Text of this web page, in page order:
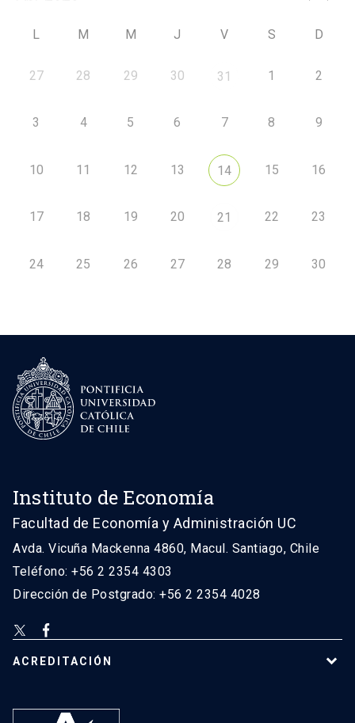
L M M J V S D
27 28 29 30 31 1 2
3 4 5 6 7 8 9
10 11 12 13 14 15 16
17 18 19 20 21 22 23
24 25 26 27 28 29 30
Instituto de Economía
Facultad de Economía y Administración UC
Avda. Vicuña Mackenna 4860, Macul. Santiago, Chile
Teléfono: +56 2 2354 4303
Dirección de Postgrado: +56 2 2354 4028
ACREDITACIÓN